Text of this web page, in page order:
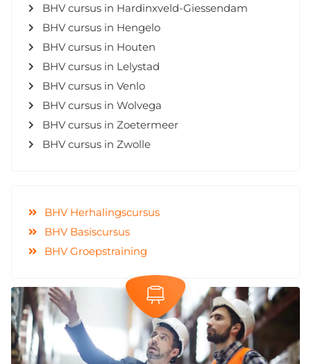
BHV cursus in Hardinxveld-Giessendam
BHV cursus in Hengelo
BHV cursus in Houten
BHV cursus in Lelystad
BHV cursus in Venlo
BHV cursus in Wolvega
BHV cursus in Zoetermeer
BHV cursus in Zwolle
BHV Herhalingscursus
BHV Basiscursus
BHV Groepstraining